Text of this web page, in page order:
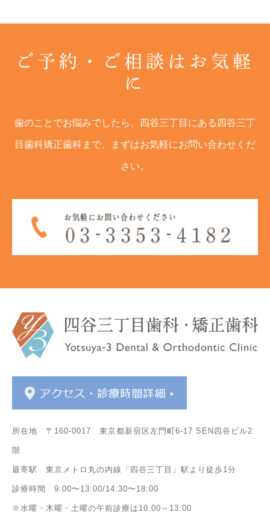
ご予約・ご相談はお気軽
に
歯のことでお悩みでしたら、四谷三丁目にある四谷三丁
目歯科矯正歯科まで、まずはお気軽にお問い合わせくだ
さい。
所在地 〒160-0017 東京都新宿区左門町6-17 SEN四谷ビル2
階
最寄駅 東京メトロ丸の内線「四谷三丁目」駅より徒歩1分
診療時間 9:00〜13:00/14:30〜18:00
※水曜・木曜・土曜の午前診療は10:00～13:00